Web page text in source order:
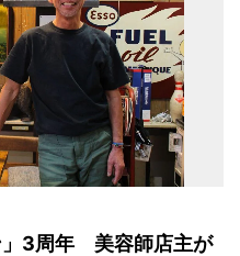
」3周年 美容師店主が